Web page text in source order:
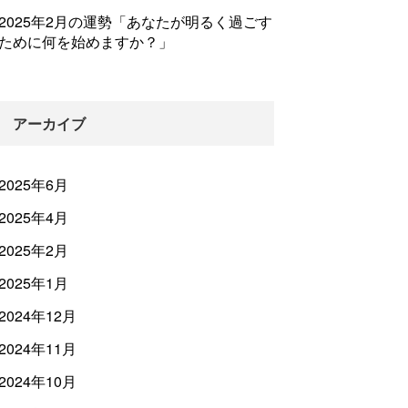
年2月の運勢「あなたが明るく過ごす
ために何を始めますか？」
アーカイブ
年6月
年4月
年2月
年1月
年12月
年11月
年10月